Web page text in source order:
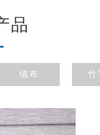
品
绒布 竹